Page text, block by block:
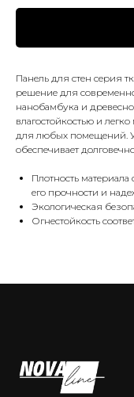
Панель для стен серия
решение для
нанобамбука и
влагостойкостью и
для любых помещений.
обеспечивает
Плотность материала
его прочности и
Экологическая
Огнестойкость